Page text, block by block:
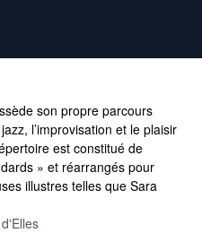
son propre parcours
l’improvisation et le plaisir
est constitué de
» et réarrangés pour
illustres telles que Sara